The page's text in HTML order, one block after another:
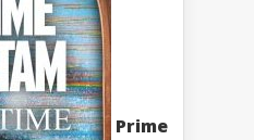
Prime